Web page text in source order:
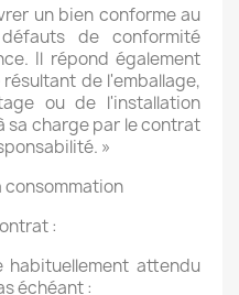
un bien conforme au
de conformité
Il répond également
de l'emballage,
ou de l'installation
sa charge par le contrat
»
consommation
:
habituellement attendu
échéant :